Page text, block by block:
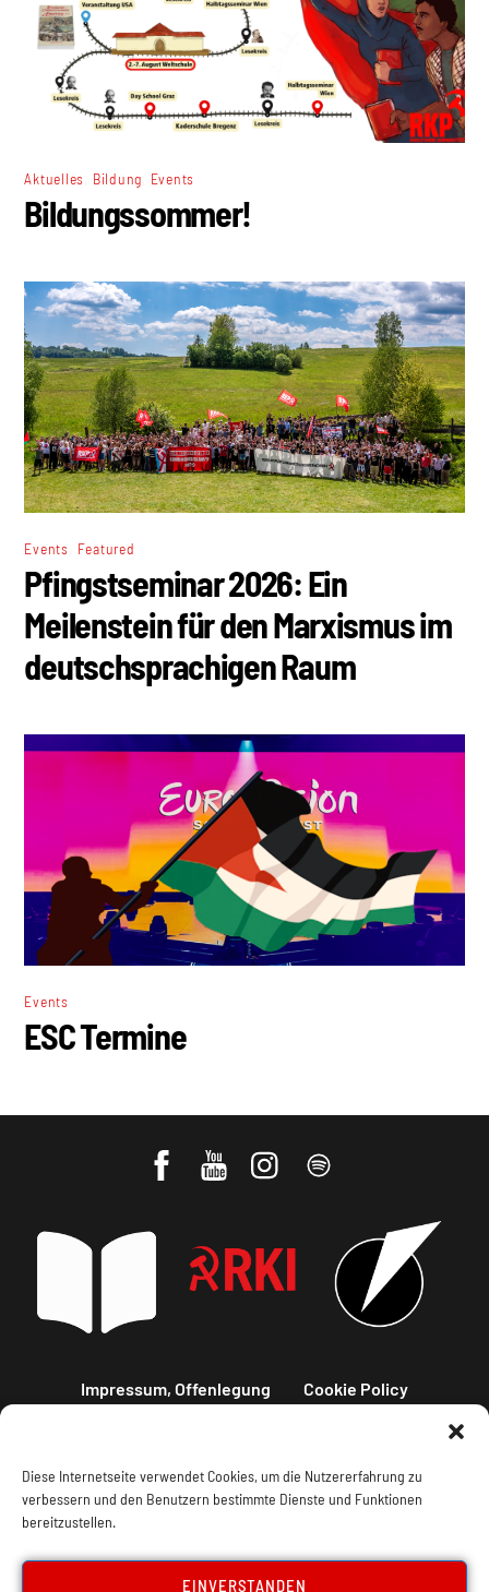
Diese Internetseite verwendet Cookies, um die Nutzererfahrung zu
verbessern und den Benutzern bestimmte Dienste und Funktionen
bereitzustellen.
EINVERSTANDEN
Aktuelles Bildung Events
Bildungssommer!
Events Featured
Pfingstseminar 2026: Ein
Meilenstein für den Marxismus im
deutschsprachigen Raum
Events
ESC Termine
Impressum, Offenlegung Cookie Policy